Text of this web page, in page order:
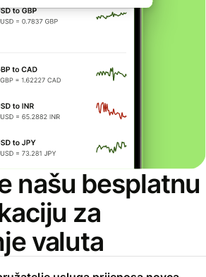
našu besplatnu
za
valuta